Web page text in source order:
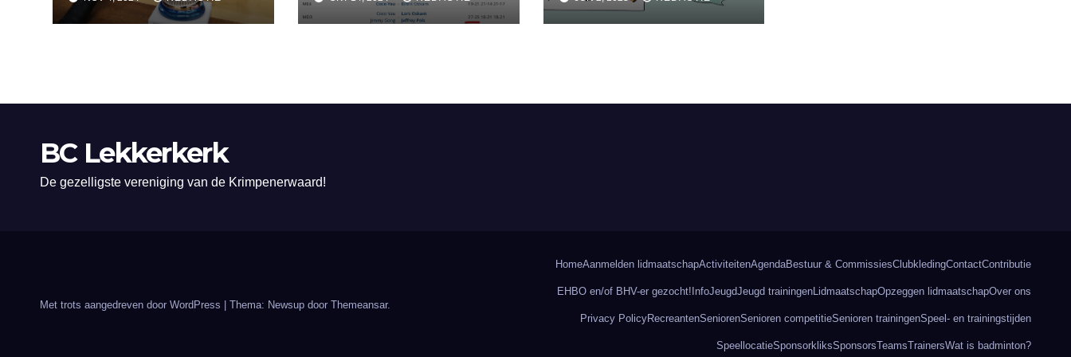
Lekkerkerk
toernooi
BC Lekkerkerk
De gezelligste vereniging van de Krimpenerwaard!
Met trots aangedreven door WordPress Thema: Newsup door Themeansar.
HomeAanmelden lidmaatschapActiviteitenAgendaBestuur & CommissiesClubkledingContactContributie
EHBO en/of BHV-er gezocht! InfoJeugdJeugd trainingenLidmaatschapOpzeggen lidmaatschapOver ons
Privacy PolicyRecreantenSeniorenSenioren competitieSenioren trainingenSpeel- en trainingstijden
SpeellocatieSponsorkliksSponsorsTeamsTrainersWat is badminton?